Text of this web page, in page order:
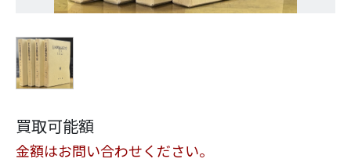
買取可能額
金額はお問い合わせください。